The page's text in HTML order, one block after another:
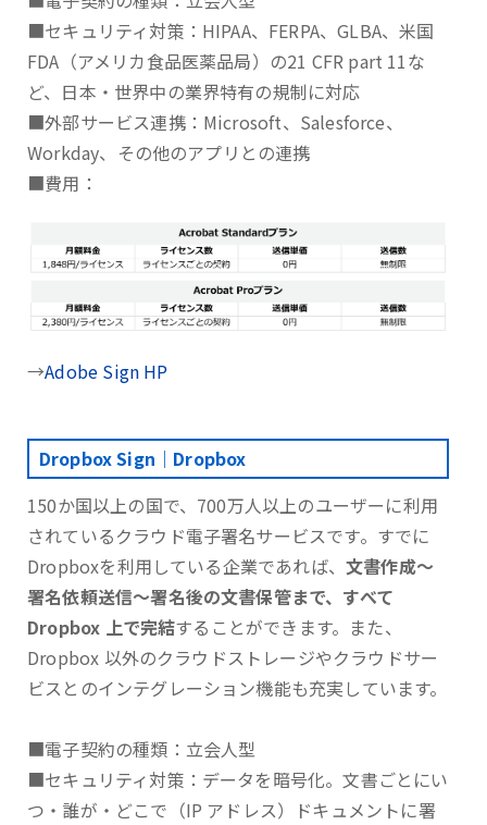
■セキュリティ対策：HIPAA、FERPA、GLBA、⽶国
FDA（アメリカ⾷品医薬品局）の21 CFR part 11な
ど、日本・世界中の業界特有の規制に対応
■外部サービス連携：Microsoft、Salesforce、
Workday、その他のアプリとの連携
■費用：
→Adobe Sign HP
Dropbox Sign｜Dropbox
150か国以上の国で、700万人以上のユーザーに利用
されているクラウド電子署名サービスです。すでに
Dropboxを利用している企業であれば、 文書作成～
署名依頼送信～署名後の文書保管まで、すべて
Dropbox 上で完結することができます。また、
Dropbox 以外のクラウドストレージやクラウドサー
ビスとのインテグレーション機能も充実しています。
■電子契約の種類：立会人型
■セキュリティ対策：データを暗号化。文書ごとにい
つ・誰が・どこで（IP アドレス）ドキュメントに署